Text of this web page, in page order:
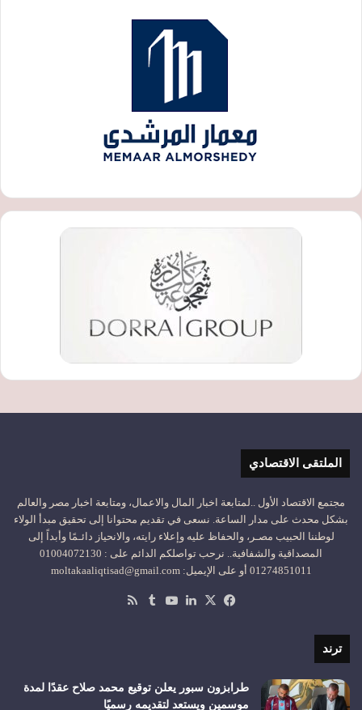
الملتقى الاقتصادي
مجتمع الاقتصاد الأول ..لمتابعة اخبار المال والاعمال، ومتابعة اخبار مصر والعالم
بشكل محدث على مدار الساعة. نسعى في تقديم محتوانا إلى تحقيق مبدأ الولاء
لوطننا الحبيب مصـر، والحفاظ عليه وإعلاء رايته، والانحياز دائـمًا وأبداً إلى
المصداقية والشفافية.. نرحب تواصلكم الدائم على : 01004072130
01274851011 أو على الإيميل: moltakaaliqtisad@gmail.com
فيسبوك
‫X لينكدإن‫YouTube
ترند
طرابزون سبور يعلن توقيع محمد صلاح عقدًا لمدة
موسمين ويستعد لتقديمه رسميًا